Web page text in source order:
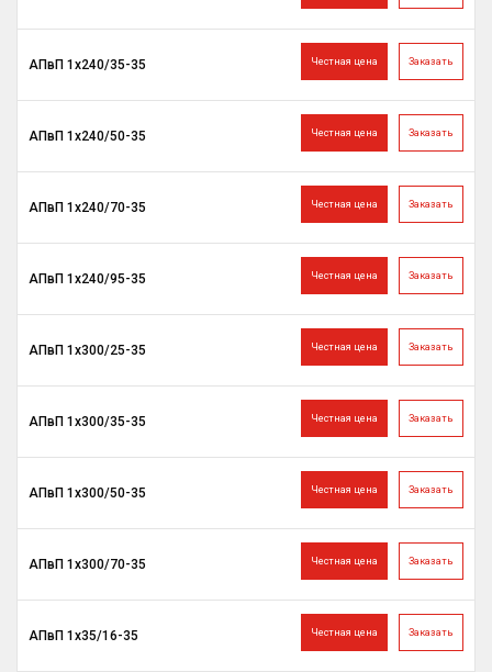
Заказать
Честная цена
АПвП 1х240/35-35
Заказать
Честная цена
АПвП 1х240/50-35
Заказать
Честная цена
АПвП 1х240/70-35
Заказать
Честная цена
АПвП 1х240/95-35
Заказать
Честная цена
АПвП 1х300/25-35
Заказать
Честная цена
АПвП 1х300/35-35
Заказать
Честная цена
АПвП 1х300/50-35
Заказать
Честная цена
АПвП 1х300/70-35
Заказать
Честная цена
АПвП 1х35/16-35